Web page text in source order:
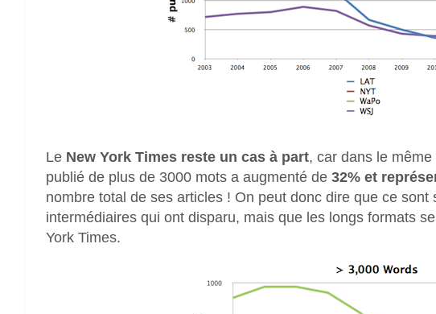
Le New York Times reste un cas à part, car dans le même
publié de plus de 3000 mots a augmenté de 32% et
nombre total de ses articles ! On peut donc dire que ce sont
intermédiaires qui ont disparu, mais que les longs formats
York Times.